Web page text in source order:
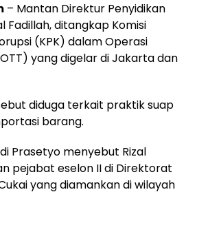
– Mantan Direktur Penyidikan
Fadillah, ditangkap Komisi
(KPK) dalam Operasi
yang digelar di Jakarta dan
diduga terkait praktik suap
barang.
Prasetyo menyebut Rizal
pejabat eselon II di Direktorat
yang diamankan di wilayah